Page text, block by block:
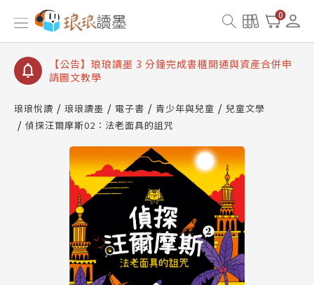
0
【公告】琅琅讀墨數位閱讀資產合併與書櫃開通申請
【公告】琅琅讀墨書櫃開通常見問題
【公告】琅琅讀墨 3 分鐘完成書櫃開通與資產合併申
請圖文教學
查詢
【公告】琅琅讀墨數位閱讀資產合併與書櫃開通申請
琅琅悅讀 琅琅讀墨 電子書 青少年與兒童
兒童文學
偵探汪爾摩斯02：法老面具的詛咒